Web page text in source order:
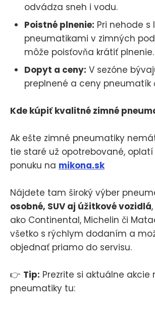
odvádza sneh i vodu.
Poistné plnenie: Pri nehode s
pneumatikami v zimných
môže poisťovňa krátiť plnenie.
Dopyt a ceny: V sezóne
preplnené a ceny pneumatík
Kde kúpiť kvalitné zimné
Ak ešte zimné pneumatiky
tie staré už opotrebované, oplatí
ponuku na mikona.sk
Nájdete tam široký výber
osobné, SUV aj úžitkové vozidlá
ako Continental, Michelin či
všetko s rýchlym dodaním a
objednať priamo do servisu.
👉 Tip: Prezrite si aktuálne akcie
pneumatiky tu: